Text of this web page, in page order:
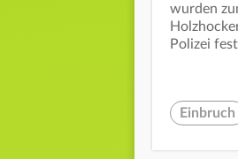
wurden
Polizei
Einbruch